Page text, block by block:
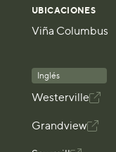
UBICACIONES
Viña Columbus
Inglés
Westerville
Grandview